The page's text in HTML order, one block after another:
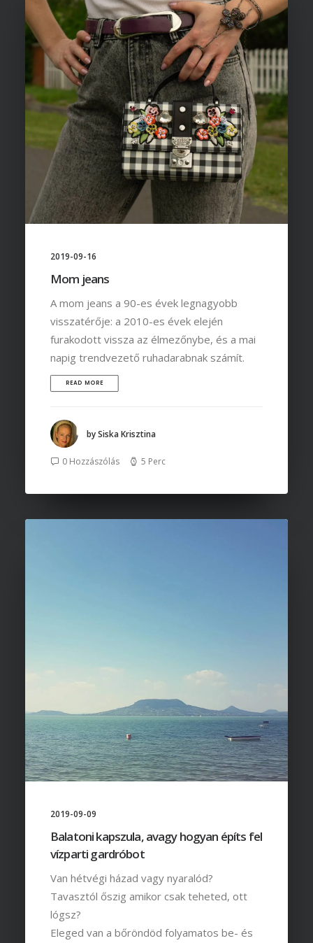
2019-09-16
Mom jeans
A mom jeans a 90-es évek legnagyobb
visszatérője: a 2010-es évek elején
furakodott vissza az élmezőnybe, és a mai
napig trendvezető ruhadarabnak számít.
READ MORE
by Siska Krisztina
0 Hozzászólás 5 Perc
2019-09-09
Balatoni kapszula, avagy hogyan építs fel
vízparti gardróbot
Van hétvégi házad vagy nyaralód?
Tavasztól őszig amikor csak teheted, ott
lógsz?
Eleged van a bőröndöd folyamatos be- és